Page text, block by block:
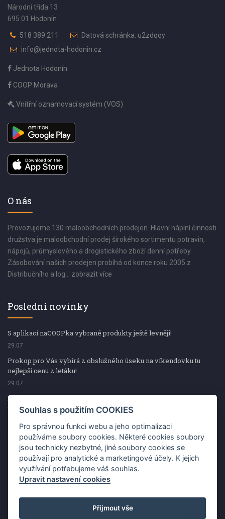
Národní třída 13
695 01 Hodonín
518 389 211
Datová schránka: u2zdqqy
info@jednota-hodonin.cz
Jednota Hodonín
COOP Morava
Vnitřní oznamovací systém (VOS)
O nás
Provozujeme 130 maloobchodních prodejen. Hlavní náplní činnosti
družstva je maloobchodní prodej širokého sortimentu potravin,
nápojů, průmyslového a drogistického zboží denní potřeby.
Zásobování našich prodejen probíhá od konce roku 2005 z
Distribučního a log... zobrazit více
Poslední novinky
S aplikací naCOOPka vybrané produkty ještě levněji!
29.07
Prokop pro Vás vybírá z obslužného úseku na víkendovku tu
nejlepší cenu z letáku!
29.07
Prokop pro Vás vybírá z obslužného úseku na víkendovku tu
nejlepší cenu z letáku!
Kup špekáčky od Váhaly a vyhraj s naCOOPkou sekerku Fiskars
29.07
Prokop pro Vás vybírá na víkendovku ty nejlepší ceny z letáku!
29.07
Souhlas s použitím COOKIES
Pro správnou funkci webu a jeho optimalizaci
používáme soubory cookies. Některé cookies soubory
jsou technicky nezbytné, jiné soubory cookies se
používají pro analytické a marketingové účely. K jejich
využívání potřebujeme váš souhlas.
Upravit nastavení cookies
Přijmout vše